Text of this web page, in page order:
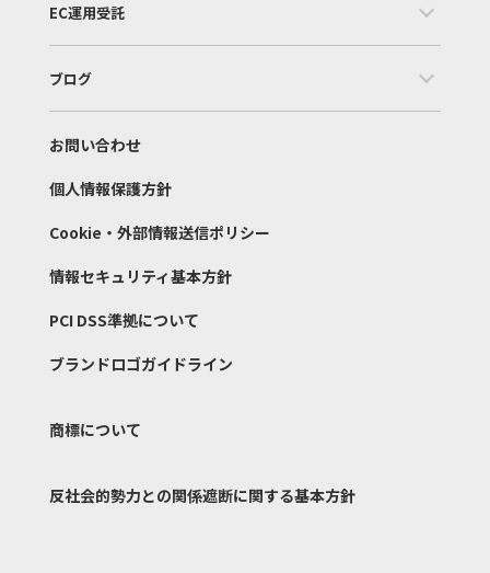
EC運用受託
ブログ
お問い合わせ
個人情報保護方針
Cookie・外部情報送信ポリシー
情報セキュリティ基本方針
PCI DSS準拠について
ブランドロゴガイドライン
商標について
反社会的勢力との関係遮断に関する基本方針